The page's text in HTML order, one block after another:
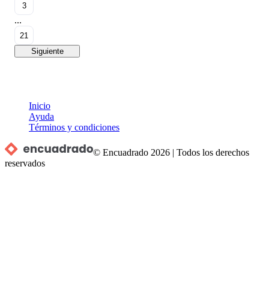
3
...
21
Siguiente
Inicio
Ayuda
Términos y condiciones
© Encuadrado 2026 |Todos los derechos
reservados